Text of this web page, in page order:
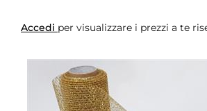
Accedi per visualizzare i prezzi a te